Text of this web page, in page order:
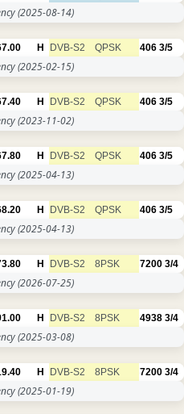
(2025-08-14)
H DVB-S2 QPSK 406 3/5
(2025-02-15)
H DVB-S2 QPSK 406 3/5
(2023-11-02)
H DVB-S2 QPSK 406 3/5
(2025-04-13)
H DVB-S2 QPSK 406 3/5
(2025-04-13)
H DVB-S2 8PSK 7200 3/4
(2026-07-25)
H DVB-S2 8PSK 4938 3/4
(2025-03-08)
H DVB-S2 8PSK 7200 3/4
(2025-01-19)